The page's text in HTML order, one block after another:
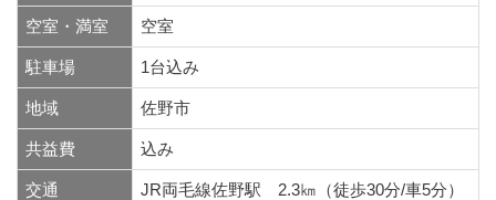
空室・満室 空室
駐車場 1台込み
地域 佐野市
共益費 込み
交通 JR両毛線佐野駅 2.3㎞（徒歩30分/車5分）